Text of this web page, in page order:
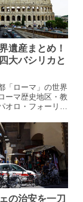
遺産まとめ！
大バシリカと
「ローマ」の世界
ーマ歴史地区・教
オロ・フォーリ・
ン・ピエトロ大聖
色に輝くファサー
掲載！
の治安を一刀